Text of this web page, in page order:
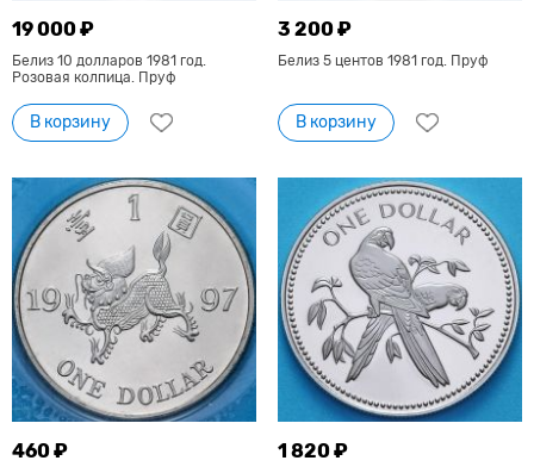
19 000 ₽
Белиз 10 долларов 1981 год.
Розовая колпица. Пруф
В корзину
3 200 ₽
Белиз 5 центов 1981 год. Пруф
В корзину
460 ₽ 1 820 ₽